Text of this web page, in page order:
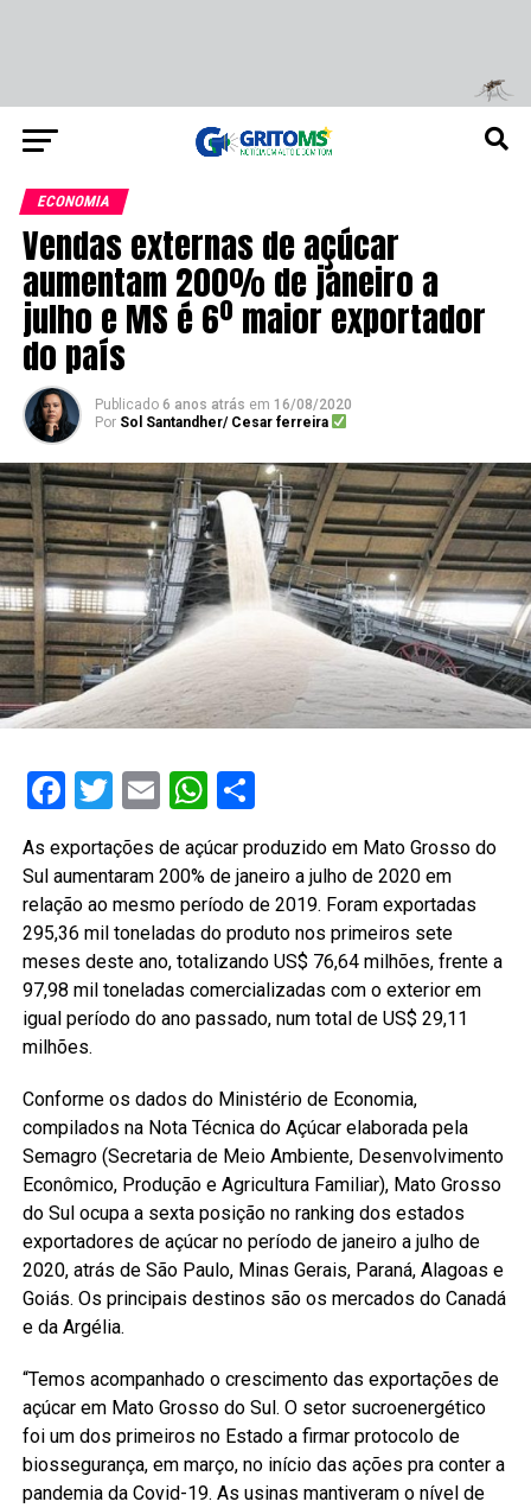
ECONOMIA
Vendas externas de açúcar
aumentam 200% de janeiro a
julho e MS é 6º maior exportador
do país
Publicado 6 anos atrás em 16/08/2020
Por Sol Santandher/ Cesar ferreira
Facebook
Twitter
EmailWhatsApp
Share
As exportações de açúcar produzido em Mato Grosso do
Sul aumentaram 200% de janeiro a julho de 2020 em
relação ao mesmo período de 2019. Foram exportadas
295,36 mil toneladas do produto nos primeiros sete
meses deste ano, totalizando US$ 76,64 milhões, frente a
97,98 mil toneladas comercializadas com o exterior em
igual período do ano passado, num total de US$ 29,11
milhões.
Conforme os dados do Ministério de Economia,
compilados na Nota Técnica do Açúcar elaborada pela
Semagro (Secretaria de Meio Ambiente, Desenvolvimento
Econômico, Produção e Agricultura Familiar), Mato Grosso
do Sul ocupa a sexta posição no ranking dos estados
exportadores de açúcar no período de janeiro a julho de
2020, atrás de São Paulo, Minas Gerais, Paraná, Alagoas e
Goiás. Os principais destinos são os mercados do Canadá
e da Argélia.
“Temos acompanhado o crescimento das exportações de
açúcar em Mato Grosso do Sul. O setor sucroenergético
foi um dos primeiros no Estado a firmar protocolo de
biossegurança, em março, no início das ações pra conter a
pandemia da Covid-19. As usinas mantiveram o nível de